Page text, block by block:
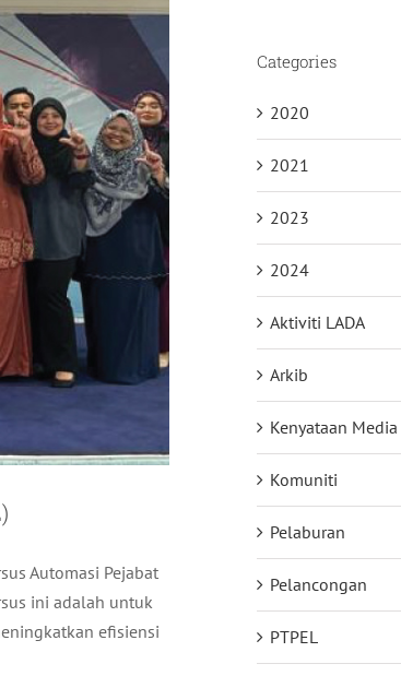
Automasi Pejabat
ini adalah untuk
efisiensi
Categories
2020
2021
2023
2024
Aktiviti LADA
Arkib
Kenyataan Media
Komuniti
Pelaburan
Pelancongan
PTPEL